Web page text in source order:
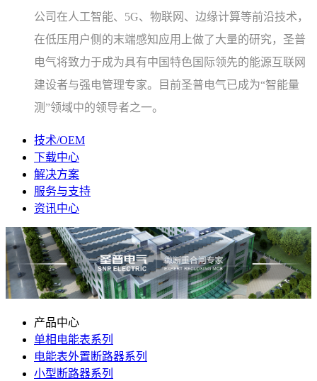
公司在人工智能、5G、物联网、边缘计算等前沿技术，
在低压用户侧的末端感知应用上做了大量的研究，圣普
电气将致力于成为具有中国特色国际领先的能源互联网
建设者与强电管理专家。目前圣普电气已成为“智能量
测”领域中的领导者之一。
技术/OEM
下载中心
解决方案
服务与支持
资讯中心
产品中心
单相电能表系列
电能表外置断路器系列
小型断路器系列